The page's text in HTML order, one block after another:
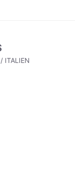
ITALIEN